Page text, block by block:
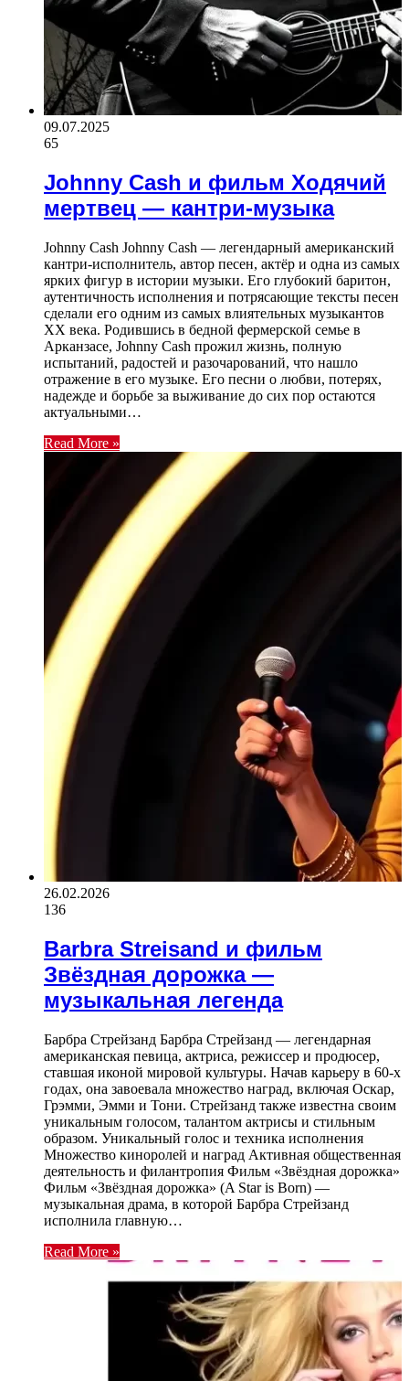
09.07.2025
65
Johnny Cash и фильм Ходячий
мертвец — кантри-музыка
Johnny Cash Johnny Cash — легендарный американский
кантри-исполнитель, автор песен, актёр и одна из самых
ярких фигур в истории музыки. Его глубокий баритон,
аутентичность исполнения и потрясающие тексты песен
сделали его одним из самых влиятельных музыкантов
XX века. Родившись в бедной фермерской семье в
Арканзасе, Johnny Cash прожил жизнь, полную
испытаний, радостей и разочарований, что нашло
отражение в его музыке. Его песни о любви, потерях,
надежде и борьбе за выживание до сих пор остаются
актуальными…
Read More »
26.02.2026
136
Barbra Streisand и фильм
Звёздная дорожка —
музыкальная легенда
Барбра Стрейзанд Барбра Стрейзанд — легендарная
американская певица, актриса, режиссер и продюсер,
ставшая иконой мировой культуры. Начав карьеру в 60-х
годах, она завоевала множество наград, включая Оскар,
Грэмми, Эмми и Тони. Стрейзанд также известна своим
уникальным голосом, талантом актрисы и стильным
образом. Уникальный голос и техника исполнения
Множество киноролей и наград Активная общественная
деятельность и филантропия Фильм «Звёздная дорожка»
Фильм «Звёздная дорожка» (A Star is Born) —
музыкальная драма, в которой Барбра Стрейзанд
исполнила главную…
Read More »